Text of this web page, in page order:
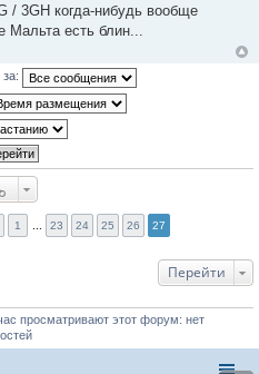
/ 3GH когда-нибудь вообще
есть блин...
1 23 24 25 26 27
Перейти
просматривают этот форум: нет